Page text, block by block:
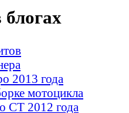
2013 года
мотоцикла
СТ 2012 года